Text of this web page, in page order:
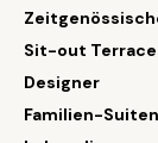
Sit-out Terrace
Designer
Familien-Suiten